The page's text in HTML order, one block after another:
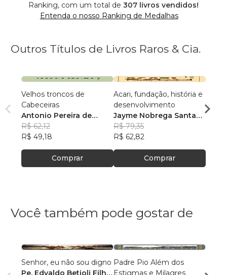
Ranking, com um total de 307 livros vendidos!
Entenda o nosso Ranking de Medalhas
Outros Títulos de Livros Raros & Cia.
Velhos troncos de
Cabeceiras
Antonio Pereira de
Almeida
R$ 62,12
R$ 49,18
Comprar
Acari, fundação, história e
desenvolvimento
Jayme Nobrega Santa
Rosa
R$ 79,35
R$ 62,82
Comprar
Você também pode gostar de
Senhor, eu não sou digno
Pe. Edvaldo Betioli Filho,
Padre Pio Além dos
Estigmas e Milagres